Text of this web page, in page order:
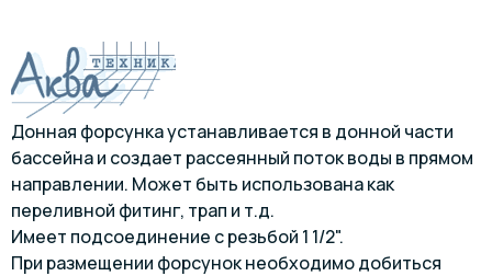
Донная форсунка устанавливается в донной части
бассейна и создает рассеянный поток воды в прямом
направлении. Может быть использована как
переливной фитинг, трап и т.д.
Имеет подсоединение с резьбой 1 1/2".
При размещении форсунок необходимо добиться